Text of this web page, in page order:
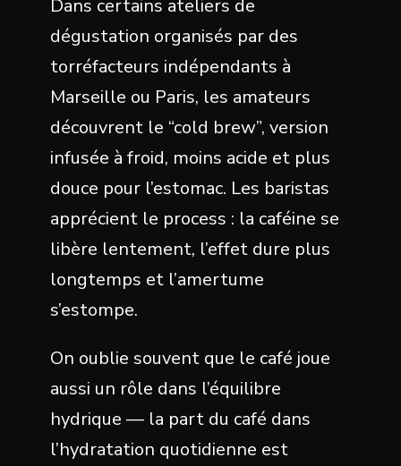
Dans certains ateliers de
dégustation organisés par des
torréfacteurs indépendants à
Marseille ou Paris, les amateurs
découvrent le “cold brew”, version
infusée à froid, moins acide et plus
douce pour l’estomac. Les baristas
apprécient le process : la caféine se
libère lentement, l’effet dure plus
longtemps et l’amertume
s’estompe.
On oublie souvent que le café joue
aussi un rôle dans l’équilibre
hydrique — la part du café dans
l’hydratation quotidienne est